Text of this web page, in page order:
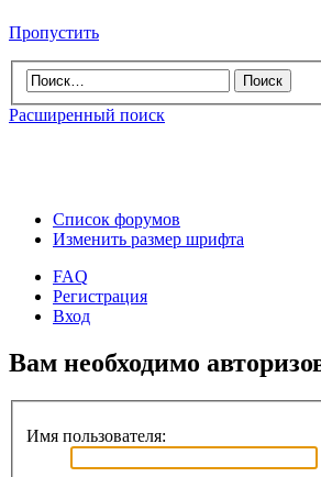
Пропустить
Расширенный поиск
Список форумов
Изменить размер шрифта
FAQ
Регистрация
Вход
Вам необходимо
Имя пользователя: